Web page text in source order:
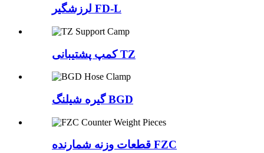
لرزشگیر FD-L
کمپ پشتیبانی TZ
گیره شیلنگ BGD
قطعات وزنه شمارنده FZC